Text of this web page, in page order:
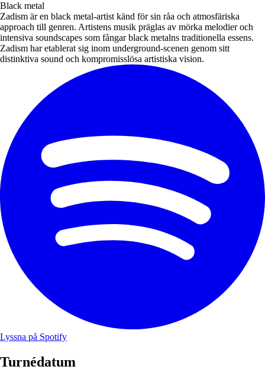
Black metal
Zadism är en black metal-artist känd för sin råa och atmosfäriska
approach till genren. Artistens musik präglas av mörka melodier och
intensiva soundscapes som fångar black metalns traditionella essens.
Zadism har etablerat sig inom underground-scenen genom sitt
distinktiva sound och kompromisslösa artistiska vision.
Lyssna på Spotify
Turnédatum